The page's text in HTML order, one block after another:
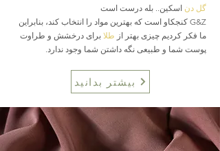
گل دن اسکین.. بله درست است
G&Z کنجکاو است که بهترین مواد را انتخاب کند، بنابراین
ما فکر کردیم چیزی بهتر از طلا برای درخشش و طراوت
پوست شما و طبیعی نگه داشتن شما وجود ندارد.
بیشتر بدانید